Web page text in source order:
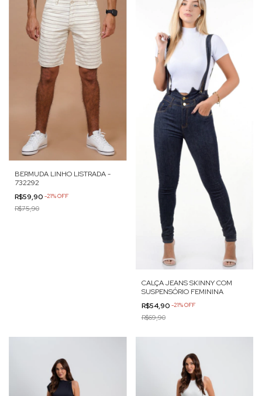
BERMUDA LINHO LISTRADA -
732292
R$59,90 -21%OFF
R$75,90
CALÇA JEANS SKINNY COM
SUSPENSÓRIO FEMININA
R$54,90 -21%OFF
R$69,90